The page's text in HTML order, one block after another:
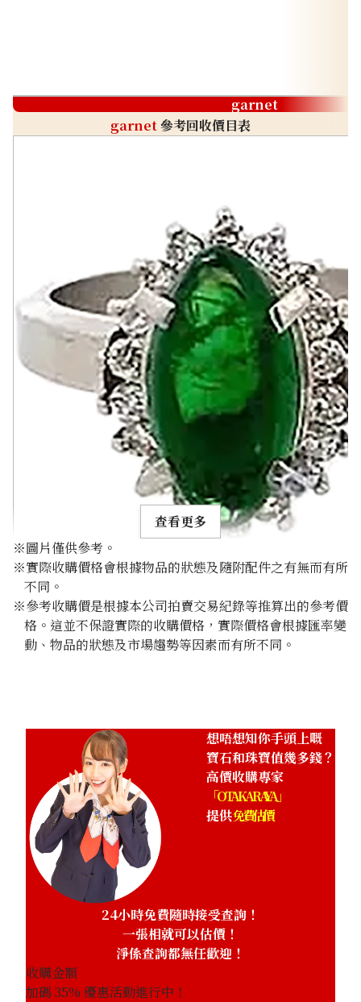
garnet
garnet參考回收價目表
Grossular garnet diamond ring 2.11ct
參考回收價
查看更多
※圖片僅供參考。
※實際收購價格會根據物品的狀態及隨附配件之有無而有所
不同。
※參考收購價是根據本公司拍賣交易紀錄等推算出的參考價
格。這並不保證實際的收購價格，實際價格會根據匯率變
動、物品的狀態及市場趨勢等因素而有所不同。
想唔想知你手頭上嘅
寶石和珠寶值幾多錢？
高價收購專家
「OTAKARAYA」
提供免費估價
24小時免費隨時接受查詢！
一張相就可以估價！
淨係查詢都無任歡迎！
收購金額
加碼35% 優惠活動進行中！